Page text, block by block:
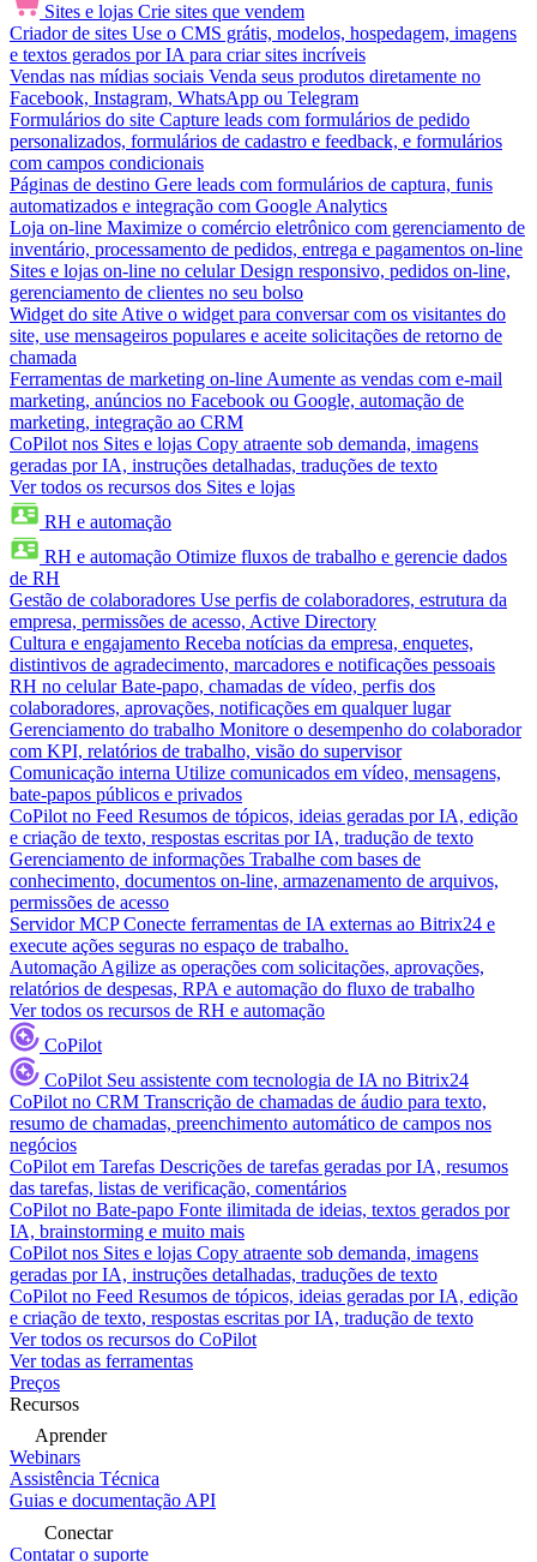
Sites e lojas Crie sites que vendem
Criador de sites Use o CMS grátis, modelos, hospedagem, imagens
e textos gerados por IA para criar sites incríveis
Vendas nas mídias sociais Venda seus produtos diretamente no
Facebook, Instagram, WhatsApp ou Telegram
Formulários do site Capture leads com formulários de pedido
personalizados, formulários de cadastro e feedback, e formulários
com campos condicionais
Páginas de destino Gere leads com formulários de captura, funis
automatizados e integração com Google Analytics
Loja on-line Maximize o comércio eletrônico com gerenciamento de
inventário, processamento de pedidos, entrega e pagamentos on-line
Sites e lojas on-line no celular Design responsivo, pedidos on-line,
gerenciamento de clientes no seu bolso
Widget do site Ative o widget para conversar com os visitantes do
site, use mensageiros populares e aceite solicitações de retorno de
chamada
Ferramentas de marketing on-line Aumente as vendas com e-mail
marketing, anúncios no Facebook ou Google, automação de
marketing, integração ao CRM
CoPilot nos Sites e lojas Copy atraente sob demanda, imagens
geradas por IA, instruções detalhadas, traduções de texto
Ver todos os recursos dos Sites e lojas
RH e automação
RH e automação Otimize fluxos de trabalho e gerencie dados
de RH
Gestão de colaboradores Use perfis de colaboradores, estrutura da
empresa, permissões de acesso, Active Directory
Cultura e engajamento Receba notícias da empresa, enquetes,
distintivos de agradecimento, marcadores e notificações pessoais
RH no celular Bate-papo, chamadas de vídeo, perfis dos
colaboradores, aprovações, notificações em qualquer lugar
Gerenciamento do trabalho Monitore o desempenho do colaborador
com KPI, relatórios de trabalho, visão do supervisor
Comunicação interna Utilize comunicados em vídeo, mensagens,
bate-papos públicos e privados
CoPilot no Feed Resumos de tópicos, ideias geradas por IA, edição
e criação de texto, respostas escritas por IA, tradução de texto
Gerenciamento de informações Trabalhe com bases de
conhecimento, documentos on-line, armazenamento de arquivos,
permissões de acesso
Servidor MCP Conecte ferramentas de IA externas ao Bitrix24 e
execute ações seguras no espaço de trabalho.
Automação Agilize as operações com solicitações, aprovações,
relatórios de despesas, RPA e automação do fluxo de trabalho
Ver todos os recursos de RH e automação
CoPilot
CoPilot Seu assistente com tecnologia de IA no Bitrix24
CoPilot no CRM Transcrição de chamadas de áudio para texto,
resumo de chamadas, preenchimento automático de campos nos
negócios
CoPilot em Tarefas Descrições de tarefas geradas por IA, resumos
das tarefas, listas de verificação, comentários
CoPilot no Bate-papo Fonte ilimitada de ideias, textos gerados por
IA, brainstorming e muito mais
CoPilot nos Sites e lojas Copy atraente sob demanda, imagens
geradas por IA, instruções detalhadas, traduções de texto
CoPilot no Feed Resumos de tópicos, ideias geradas por IA, edição
e criação de texto, respostas escritas por IA, tradução de texto
Ver todos os recursos do CoPilot
Ver todas as ferramentas
Preços
Recursos
Aprender
Webinars
Assistência Técnica
Guias e documentação API
Conectar
Contatar o suporte